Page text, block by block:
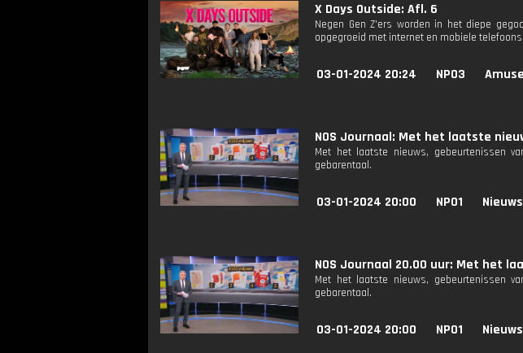
X Days Outside: Afl. 6
Negen Gen Z'ers worden in het diepe
opgegroeid met internet en mobiele
03-01-2024 20:24 NPO3
NOS Journaal: Met het laatste
Met het laatste nieuws, gebeurtenissen
gebarentaal.
03-01-2024 20:00 NPO1
NOS Journaal 20.00 uur: Met het
Met het laatste nieuws, gebeurtenissen
gebarentaal.
03-01-2024 20:00 NPO1